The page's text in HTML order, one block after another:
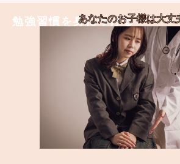
勉強習慣を身につける
あなたのお子様は大丈